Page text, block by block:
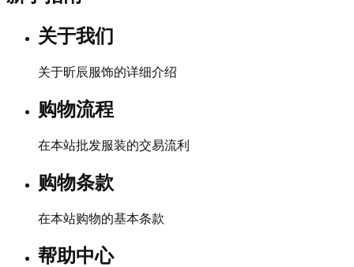
关于我们
关于昕辰服饰的详细介绍
购物流程
在本站批发服装的交易流利
购物条款
在本站购物的基本条款
帮助中心